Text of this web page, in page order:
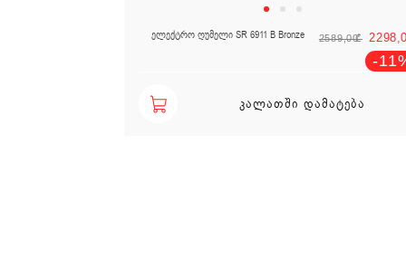
ელექტრო ღუმელი SR 6911 B Bronze
-
2589,00
₾
ᲙᲐᲚᲐᲗᲨᲘ ᲓᲐᲛᲐᲢᲔᲑᲐ